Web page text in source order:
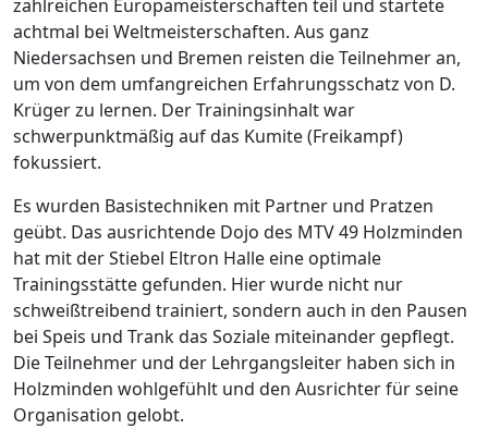
zahlreichen Europameisterschaften teil und startete
achtmal bei Weltmeisterschaften. Aus ganz
Niedersachsen und Bremen reisten die Teilnehmer an,
um von dem umfangreichen Erfahrungsschatz von D.
Krüger zu lernen. Der Trainingsinhalt war
schwerpunktmäßig auf das Kumite (Freikampf)
fokussiert.
Es wurden Basistechniken mit Partner und Pratzen
geübt. Das ausrichtende Dojo des MTV 49 Holzminden
hat mit der Stiebel Eltron Halle eine optimale
Trainingsstätte gefunden. Hier wurde nicht nur
schweißtreibend trainiert, sondern auch in den Pausen
bei Speis und Trank das Soziale miteinander gepflegt.
Die Teilnehmer und der Lehrgangsleiter haben sich in
Holzminden wohlgefühlt und den Ausrichter für seine
Organisation gelobt.